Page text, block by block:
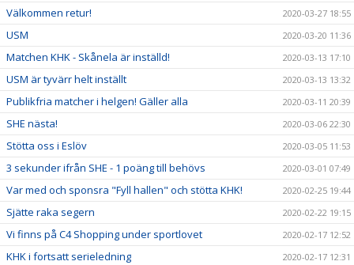
Välkommen retur! 2020-03-27 18:55
USM 2020-03-20 11:36
Matchen KHK - Skånela är inställd! 2020-03-13 17:10
USM är tyvärr helt inställt 2020-03-13 13:32
Publikfria matcher i helgen! Gäller alla 2020-03-11 20:39
SHE nästa! 2020-03-06 22:30
Stötta oss i Eslöv 2020-03-05 11:53
3 sekunder ifrån SHE - 1 poäng till behövs 2020-03-01 07:49
Var med och sponsra "Fyll hallen" och stötta KHK! 2020-02-25 19:44
Sjätte raka segern 2020-02-22 19:15
Vi finns på C4 Shopping under sportlovet 2020-02-17 12:52
KHK i fortsatt serieledning 2020-02-17 12:31